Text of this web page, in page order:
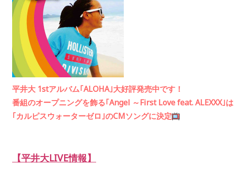
平井大 1stアルバム｢ALOHA｣大好評発売中です！
番組のオープニングを飾る｢Angel ～First Love feat. ALEXXX｣は
｢カルピスウォーターゼロ｣のCMソングに決定
【平井大LIVE情報】